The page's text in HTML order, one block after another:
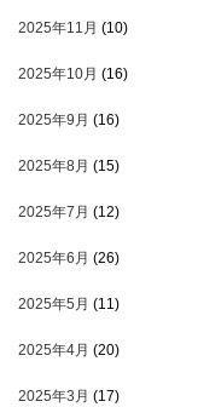
2025年11月 (10)
2025年10月 (16)
2025年9月 (16)
2025年8月 (15)
2025年7月 (12)
2025年6月 (26)
2025年5月 (11)
2025年4月 (20)
2025年3月 (17)